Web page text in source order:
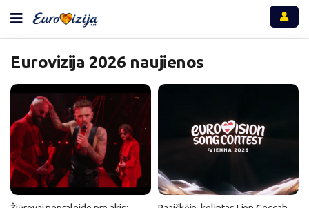
Eurovizija 2026 naujienos